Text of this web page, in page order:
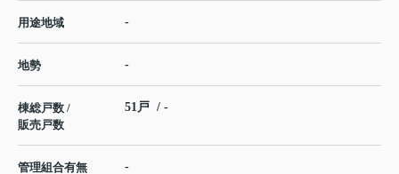
用途地域 -
地勢 -
棟総戸数 /
販売戸数
51戸 / -
管理組合有無 -